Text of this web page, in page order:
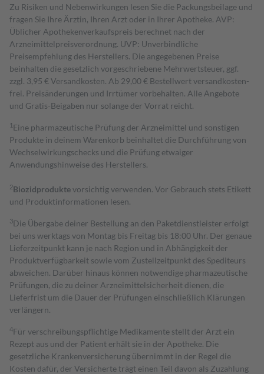
Zu Risiken und Nebenwirkungen lesen Sie die Packungsbeilage und
fragen Sie Ihre Ärztin, Ihren Arzt oder in Ihrer Apotheke. AVP:
Üblicher Apothekenverkaufspreis berechnet nach der
Arzneimittelpreisverordnung. UVP: Unverbindliche
Preisempfehlung des Herstellers. Die angegebenen Preise
beinhalten die gesetzlich vorgeschriebene Mehrwertsteuer, ggf.
zzgl. 3,95 € Versandkosten. Ab 29,00 € Bestell­wert versand­kosten­
frei. Preisänderungen und Irrtümer vorbehalten. Alle Angebote
und Gratis-Beigaben nur solange der Vorrat reicht.
1 Eine pharmazeutische Prüfung der Arzneimittel und sonstigen
Produkte in deinem Warenkorb beinhaltet die Durchführung von
Wechselwirkungschecks und die Prüfung etwaiger
Anwendungshinweise des Herstellers.
2Biozidproduktevorsichtig verwenden. Vor Gebrauch stets Etikett
und Produktinformationen lesen.
3Die Übergabe deiner Bestellung an den Paketdienstleister erfolgt
bei uns werktags von Montag bis Freitag bis 18:00 Uhr. Der genaue
Lieferzeitpunkt kann je nach Region und in Abhängigkeit der
Produktverfügbarkeit sowie vom Zustellzeitpunkt des Spediteurs
abweichen. Darüber hinaus können notwendige pharmazeutische
Prüfungen, die zu deiner Arzneimittelsicherheit dienen, die
Lieferfrist um die Dauer der Prüfungen einschließlich Klärungen
verlängern.
4Für verschreibungspflichtige Medikamente stellt der Arzt ein
Rezept aus und der Patient erhält sie in der Apotheke. Die
gesetzliche Krankenversicherung übernimmt in der Regel die
Kosten dafür, der Versicherte trägt einen Teil davon als Zuzahlung